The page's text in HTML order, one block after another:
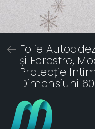
Folie
și Ferestre,
Protecție
Dimensiuni